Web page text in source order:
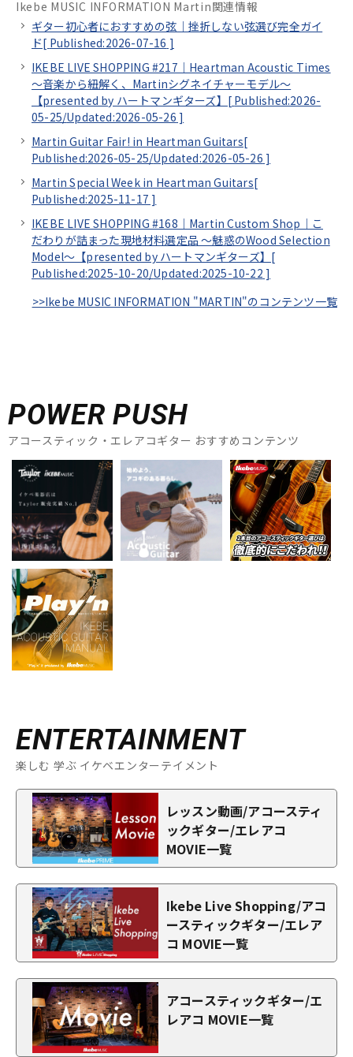
Ikebe MUSIC INFORMATION Martin関連情報
ギター初心者におすすめの弦｜挫折しない弦選び完全ガイ
ド[ Published:2026-07-16 ]
IKEBE LIVE SHOPPING #217｜Heartman Acoustic Times
～音楽から紐解く、Martinシグネイチャーモデル～
【presented by ハートマンギターズ】[ Published:2026-
05-25/Updated:2026-05-26 ]
Martin Guitar Fair! in Heartman Guitars[
Published:2026-05-25/Updated:2026-05-26 ]
Martin Special Week in Heartman Guitars[
Published:2025-11-17 ]
IKEBE LIVE SHOPPING #168｜Martin Custom Shop｜こ
だわりが詰まった現地材料選定品 ～魅惑のWood Selection
Model～【presented by ハートマンギターズ】[
Published:2025-10-20/Updated:2025-10-22 ]
>>Ikebe MUSIC INFORMATION "MARTIN"のコンテンツ一覧
POWER PUSH
アコースティック・エレアコギター おすすめコンテンツ
ENTERTAINMENT
楽しむ 学ぶ イケベエンターテイメント
レッスン動画/アコースティ
ックギター/エレアコ
MOVIE一覧
Ikebe Live Shopping/アコ
ースティックギター/エレア
コ MOVIE一覧
アコースティックギター/エ
レアコ MOVIE一覧